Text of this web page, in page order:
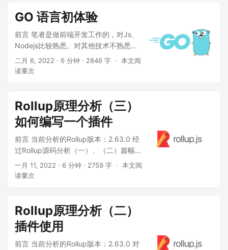
一些观点： 对于web端的反爬只要抓住
请求是最后的“出口“就能顺着...
GO 语言初体验
前言 笔者是做前端开发工作的，对Js、
Nodejs比较熟悉。对其他技术不熟悉但
是非常愿意接触，前端构建的工具链中
也逐步有其他语言的接入，比如
度。 GO 语言 相信大家网上随便搜一下
都能找到介绍GO语言的，...
二月 6, 2022 · 6 分钟 · 2846 字 · 本文阅
读量次
Rollup原理分析（三）
如何编写一个插件
前言 当前分析的Rollup版本：2.63.0 经
过Rollup源码分析（一）、（二）篇幅的
学习，大家对 Rollup 基础都有一定的了
解。是否对 Rollup 插件想要更深入的了
天就让我带大家来学习一下，如何编写
一个 Rollup 插件。 常用插件功能 对
Rol...
一月 11, 2022 · 6 分钟 · 2759 字 · 本文阅
读量次
Rollup原理分析（二）
插件使用
前言 当前分析的Rollup版本：2.63.0 对